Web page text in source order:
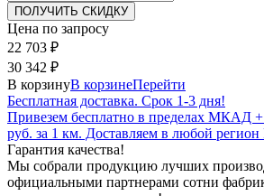
Цена по запросу
22 703 ₽
30 342 ₽
В корзинуВ корзинеПерейти
Бесплатная доставка. Срок 1-3 дня!
Привезем бесплатно в пределах МКАД
руб. за 1 км. Доставляем в любой регион
Гарантия качества!
Мы собрали продукцию лучших
официальными партнерами сотни